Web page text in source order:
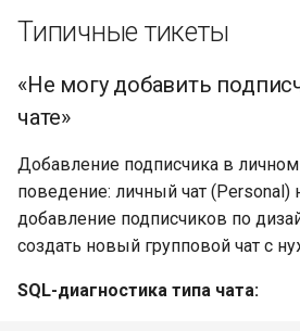
Типичные тикеты
«Не могу добавить
чате»
Добавление подписчика в
поведение: личный чат
добавление подписчиков по
создать новый групповой чат с
SQL-диагностика типа чата: